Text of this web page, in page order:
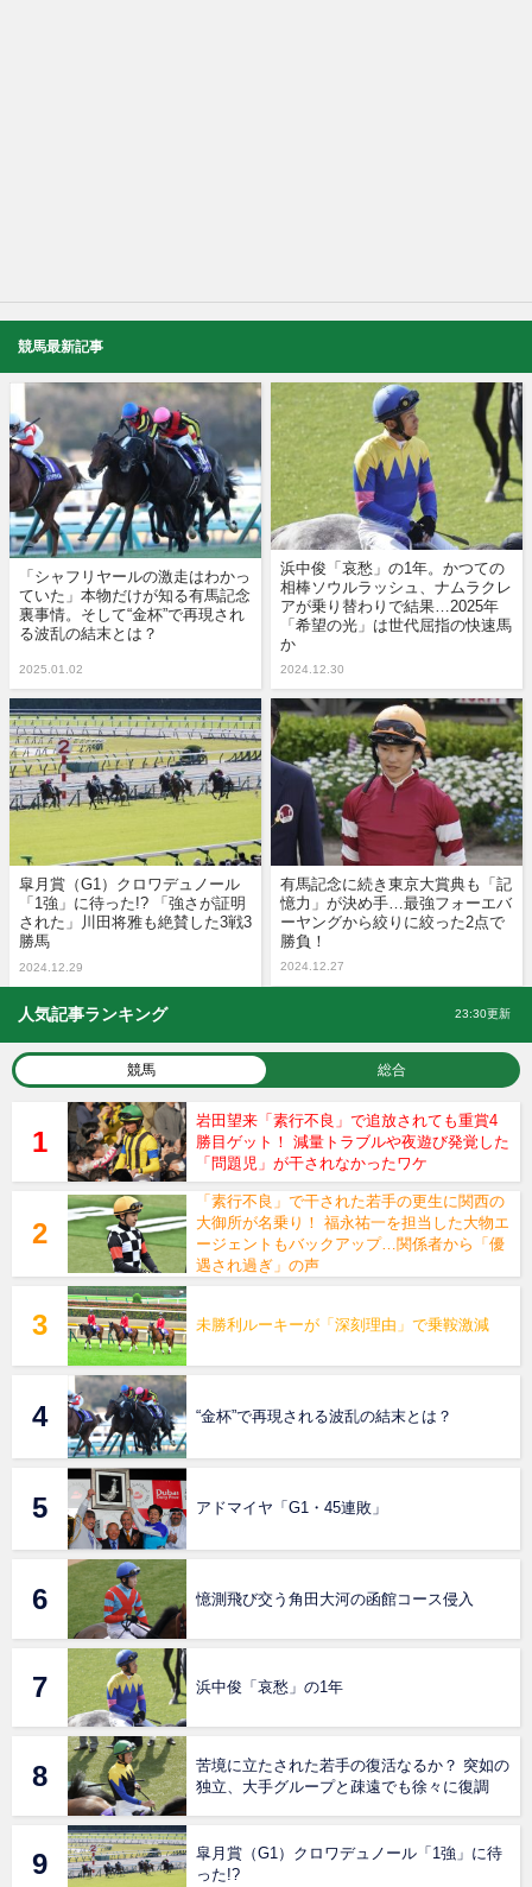
競馬最新記事
「シャフリヤールの激走はわかっ
ていた」本物だけが知る有馬記念
裏事情。そして“金杯”で再現され
る波乱の結末とは？
2025.01.02
浜中俊「哀愁」の1年。かつての
相棒ソウルラッシュ、ナムラクレ
アが乗り替わりで結果…2025年
「希望の光」は世代屈指の快速馬
か
2024.12.30
皐月賞（G1）クロワデュノール
「1強」に待った!? 「強さが証明
された」川田将雅も絶賛した3戦3
勝馬
2024.12.29
有馬記念に続き東京大賞典も「記
憶力」が決め手…最強フォーエバ
ーヤングから絞りに絞った2点で
勝負！
2024.12.27
人気記事ランキング 23:30更新
競馬 総合
岩田望来「素行不良」で追放されても重賞4
勝目ゲット！ 減量トラブルや夜遊び発覚した
「問題児」が干されなかったワケ
「素行不良」で干された若手の更生に関西の
大御所が名乗り！ 福永祐一を担当した大物エ
ージェントもバックアップ…関係者から「優
遇され過ぎ」の声
未勝利ルーキーが「深刻理由」で乗鞍激減
“金杯”で再現される波乱の結末とは？
アドマイヤ「G1・45連敗」
憶測飛び交う角田大河の函館コース侵入
浜中俊「哀愁」の1年
苦境に立たされた若手の復活なるか？ 突如の
独立、大手グループと疎遠でも徐々に復調
皐月賞（G1）クロワデュノール「1強」に待
った!?